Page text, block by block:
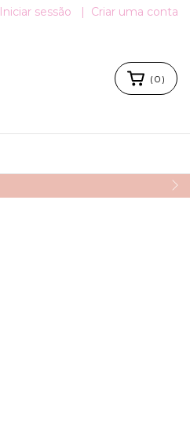
Iniciar sessão | Criar uma conta
( 0 )